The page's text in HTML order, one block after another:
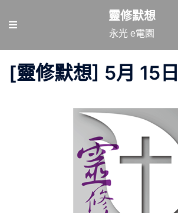
要
靈修默想
永光 e電園
[靈修默想] 5月 15日